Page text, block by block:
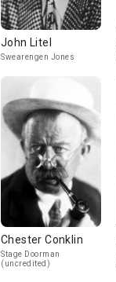
John Litel
Swearengen Jones
Chester Conklin
Stage Doorman
(uncredited)